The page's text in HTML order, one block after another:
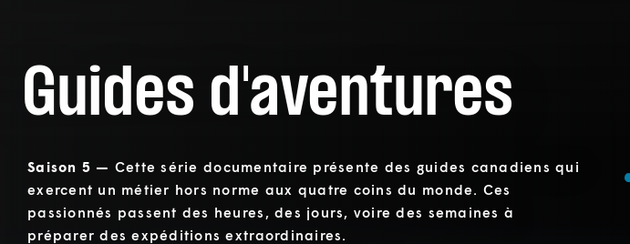
Guides d'aventures
Saison 5 — Cette série documentaire présente des guides canadiens qui
exercent un métier hors norme aux quatre coins du monde. Ces
passionnés passent des heures, des jours, voire des semaines à
préparer des expéditions extraordinaires.